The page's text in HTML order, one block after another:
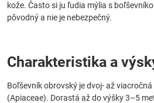
kože. Často si ju ľudia mýlia s
pôvodný a nie je nebezpečný.
Charakteristika a
Boľševník obrovský je dvoj- až
(Apiaceae). Dorastá až do výšky 3–5